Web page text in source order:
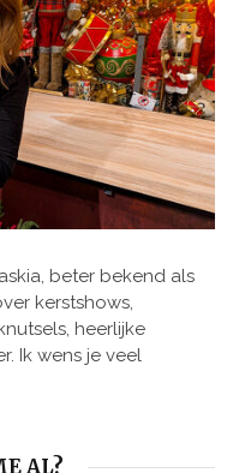
beter bekend als
kerstshows,
heerlijke
Ik wens je veel
AL?